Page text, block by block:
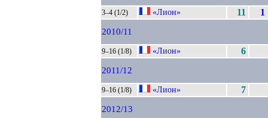
3–4 (1/2) «Лион» 11 1
2010/11
9–16 (1/8) «Лион» 6
2011/12
9–16 (1/8) «Лион» 7
2012/13